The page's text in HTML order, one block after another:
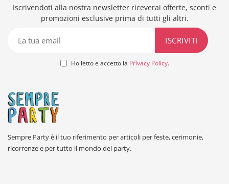
Iscrivendoti alla nostra newsletter riceverai offerte, sconti e
promozioni esclusive prima di tutti gli altri.
Ho letto e accetto la Privacy Policy.
Sempre Party è il tuo riferimento per articoli per feste, cerimonie,
ricorrenze e per tutto il mondo del party.